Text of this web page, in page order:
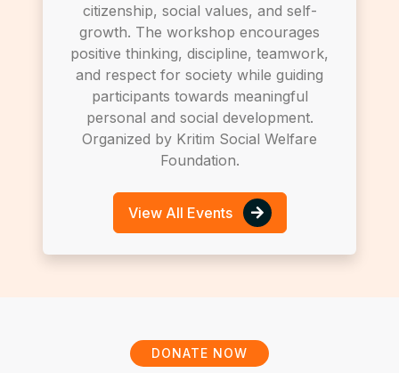
citizenship, social values, and self-
growth. The workshop encourages
positive thinking, discipline, teamwork,
and respect for society while guiding
participants towards meaningful
personal and social development.
Organized by Kritim Social Welfare
Foundation.
View All Events
DONATE NOW